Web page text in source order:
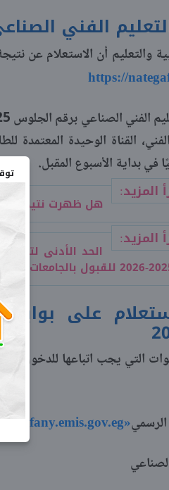
الفني
أن الاستعلام عن نتيجة الدبلومات الفنية
https://
القناة الوحيدة
في بداية الأسبوع المقبل.
المزيد:
هل ظهرت نتيجة الدبلومات
المزيد:
الحد الأدنى
للقبول بالجامعات
على بوابة